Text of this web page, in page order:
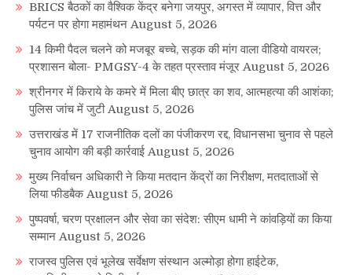
BRICS बैठकों का वैश्विक केंद्र बनेगा जयपुर, अगस्त में व्यापार, वित्त और
पर्यटन पर होगा महामंथन August 5, 2026
14 किमी पैदल चलने को मजबूर बच्चे, सड़क की मांग वाला वीडियो वायरल;
प्रशासन बोला- PMGSY-4 के तहत प्रस्ताव मंजूर August 5, 2026
श्रीनगर में किराये के कमरे में मिला बीए छात्र का शव, आत्महत्या की आशंका;
पुलिस जांच में जुटी August 5, 2026
उत्तराखंड में 17 राजनीतिक दलों का पंजीकरण रद्द, विधानसभा चुनाव से पहले
चुनाव आयोग की बड़ी कार्रवाई August 5, 2026
मुख्य निर्वाचन अधिकारी ने किया मतदान केंद्रों का निरीक्षण, मतदाताओं से
लिया फीडबैक August 5, 2026
पुष्पवर्षा, चरण प्रक्षालन और सेवा का संदेश: सीएम धामी ने कांवड़ियों का किया
सम्मान August 5, 2026
राजस्व पुलिस एवं भूलेख सर्वेक्षण संस्थान अल्मोड़ा होगा हाईटेक,